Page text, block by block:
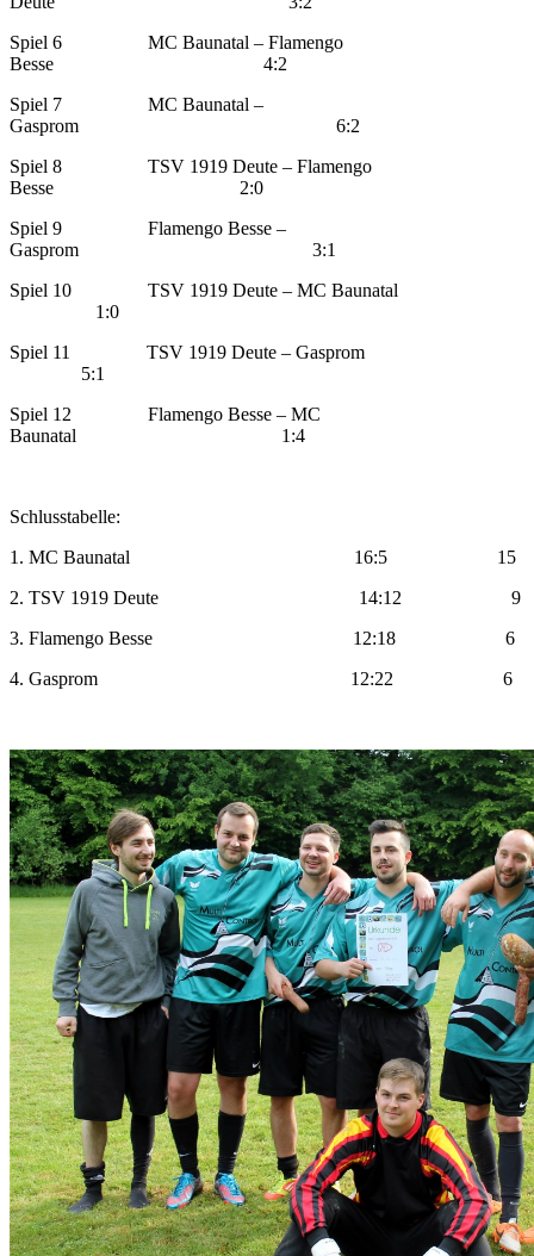
Spiel 6 MC Baunatal – Flamengo
Besse 4:2
Spiel 7 MC Baunatal –
Gasprom 6:2
Spiel 8 TSV 1919 Deute – Flamengo
Besse 2:0
Spiel 9 Flamengo Besse –
Gasprom 3:1
Spiel 10 TSV 1919 Deute – MC Baunatal
1:0
Spiel 11 TSV 1919 Deute – Gasprom
5:1
Spiel 12 Flamengo Besse – MC
Baunatal 1:4
Schlusstabelle:
1. MC Baunatal 16:5 15
2. TSV 1919 Deute 14:12 9
3. Flamengo Besse 12:18 6
4. Gasprom 12:22 6